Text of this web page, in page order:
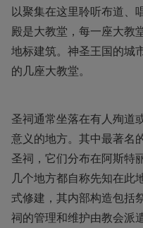
以聚集在这里聆听布道、
殿是大教堂，每一座大教
地标建筑。神圣王国的城
的几座大教堂。
圣祠通常坐落在有人殉道
意义的地方。其中最著名
圣祠，它们分布在阿斯特
几个地方都自称先知在此
式修建，其内部构造包括
祠的管理和维护由教会派